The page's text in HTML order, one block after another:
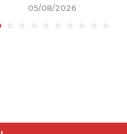
05/08/2026